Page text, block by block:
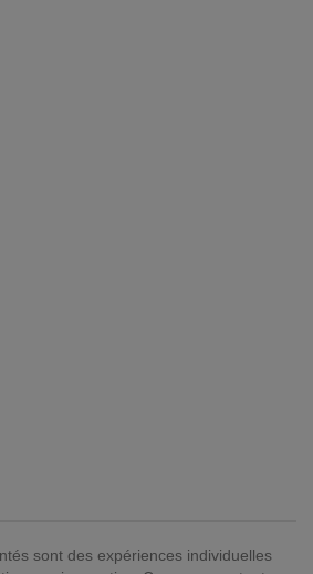
sont des expériences individuelles